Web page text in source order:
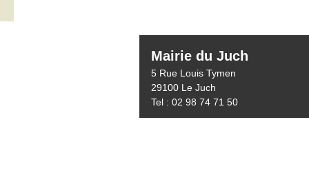
Mairie du Juch
5 Rue Louis Tymen
29100 Le Juch
Tel : 02 98 74 71 50